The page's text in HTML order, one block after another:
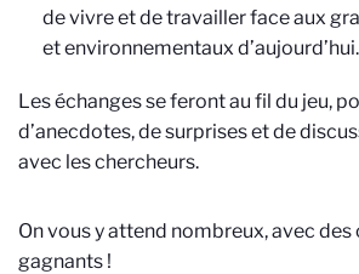
de vivre et de travailler face aux
et environnementaux d’aujourd’hui.
Les échanges se feront au fil du jeu,
d’anecdotes, de surprises et de
avec les chercheurs.
On vous y attend nombreux, avec
gagnants !